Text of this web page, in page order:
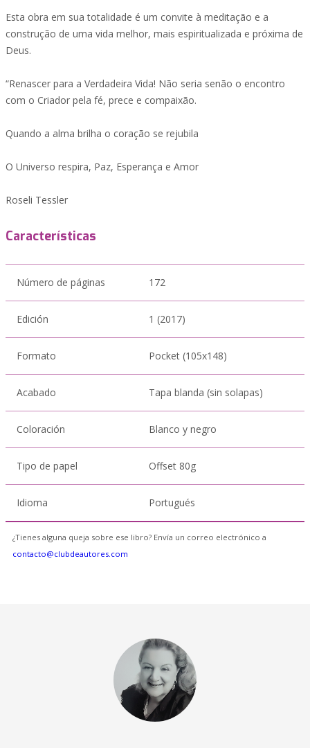
Esta obra em sua totalidade é um convite à meditação e a
construção de uma vida melhor, mais espiritualizada e próxima de
Deus.
“Renascer para a Verdadeira Vida! Não seria senão o encontro
com o Criador pela fé, prece e compaixão.
Quando a alma brilha o coração se rejubila
O Universo respira, Paz, Esperança e Amor
Roseli Tessler
Características
Número de páginas 172
Edición 1 (2017)
Formato Pocket (105x148)
Acabado Tapa blanda (sin solapas)
Coloración Blanco y negro
Tipo de papel Offset 80g
Idioma Portugués
¿Tienes alguna queja sobre ese libro? Envía un correo electrónico a
contacto@clubdeautores.com